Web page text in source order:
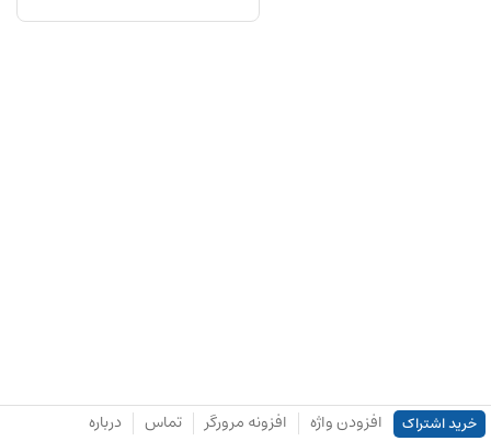
خرید اشتراک افزودن واژه افزونه مرورگر تماس درباره